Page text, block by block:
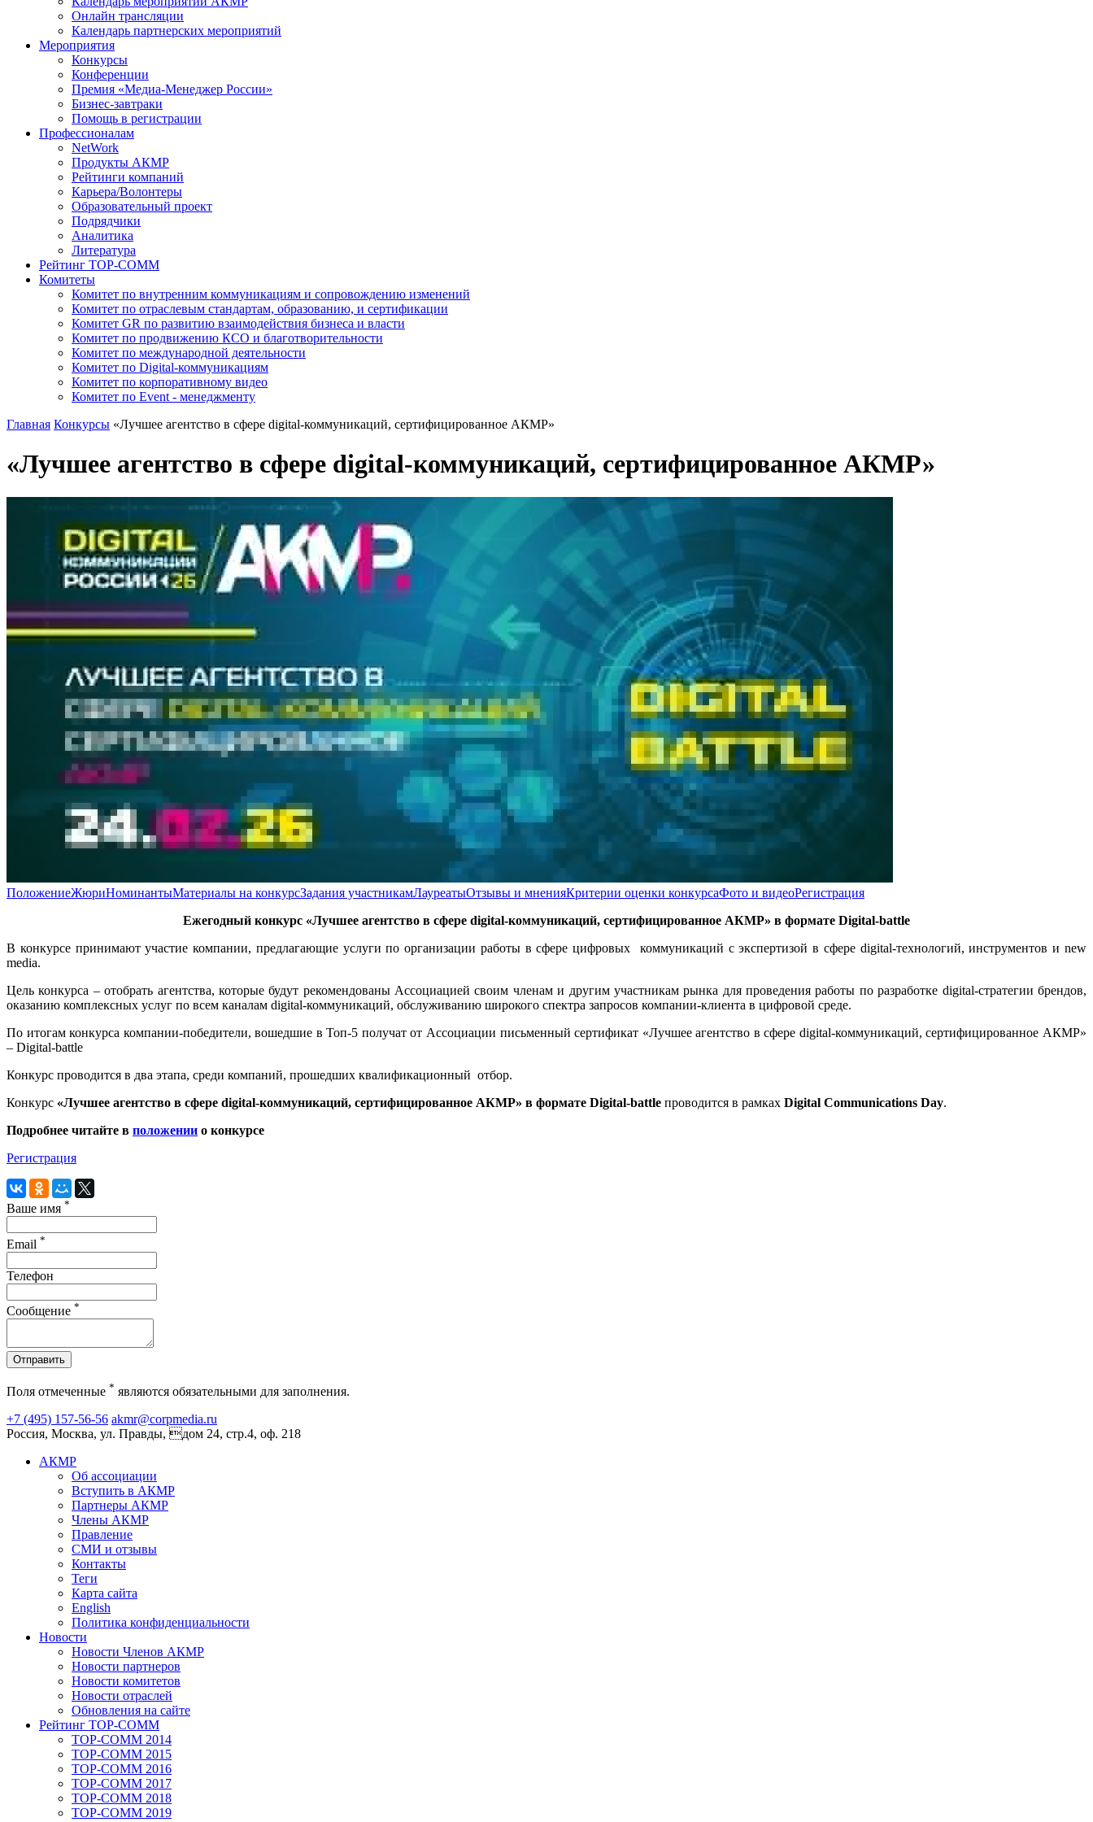
Онлайн трансляции
Календарь партнерских мероприятий
Мероприятия
Конкурсы
Конференции
Премия «Медиа-Менеджер России»
Бизнес-завтраки
Помощь в регистрации
Профессионалам
NetWork
Продукты АКМР
Рейтинги компаний
Карьера/Волонтеры
Образовательный проект
Подрядчики
Аналитика
Литература
Рейтинг TOP-COMM
Комитеты
Комитет по внутренним коммуникациям и сопровождению изменений
Комитет по отраслевым стандартам, образованию, и сертификации
Комитет GR по развитию взаимодействия бизнеса и власти
Комитет по продвижению КСО и благотворительности
Комитет по международной деятельности
Комитет по Digital-коммуникациям
Комитет по корпоративному видео
Комитет по Event - менеджменту
Главная Конкурсы «Лучшее агентство в сфере digital-коммуникаций, сертифицированное АКМР»
«Лучшее агентство в сфере digital-коммуникаций, сертифицированное АКМР»
ПоложениеЖюриНоминантыМатериалы на конкурсЗадания участникамЛауреатыОтзывы и мненияКритерии оценки конкурсаФото и видеоРегистрация
Ежегодный конкурс «Лучшее агентство в сфере digital-коммуникаций, сертифицированное АКМР» в формате Digital-battle
В конкурсе принимают участие компании, предлагающие услуги по организации работы в сфере цифровых коммуникаций с экспертизой в сфере digital-технологий, инструментов и new
media.
Цель конкурса – отобрать агентства, которые будут рекомендованы Ассоциацией своим членам и другим участникам рынка для проведения работы по разработке digital-стратегии брендов,
оказанию комплексных услуг по всем каналам digital-коммуникаций, обслуживанию широкого спектра запросов компании-клиента в цифровой среде.
По итогам конкурса компании-победители, вошедшие в Топ-5 получат от Ассоциации письменный сертификат «Лучшее агентство в сфере digital-коммуникаций, сертифицированное АКМР»
– Digital-battle
Конкурс проводится в два этапа, среди компаний, прошедших квалификационный отбор.
Конкурс «Лучшее агентство в сфере digital-коммуникаций, сертифицированное АКМР» в формате Digital-battle проводится в рамках Digital Communications Day.
Подробнее читайте в положении о конкурсе
Регистрация
Ваше имя *
Email *
Телефон
Сообщение *
Отправить
Поля отмеченные * являются обязательными для заполнения.
+7 (495) 157-56-56 akmr@corpmedia.ru
Россия, Москва, ул. Правды, дом 24, стр.4, оф. 218
АКМР
Об ассоциации
Вступить в АКМР
Партнеры АКМР
Члены АКМР
Правление
СМИ и отзывы
Контакты
Теги
Карта сайта
English
Политика конфиденциальности
Новости
Новости Членов АКМР
Новости партнеров
Новости комитетов
Новости отраслей
Обновления на сайте
Рейтинг TOP-COMM
TOP-COMM 2014
TOP-COMM 2015
TOP-COMM 2016
TOP-COMM 2017
TOP-COMM 2018
TOP-COMM 2019